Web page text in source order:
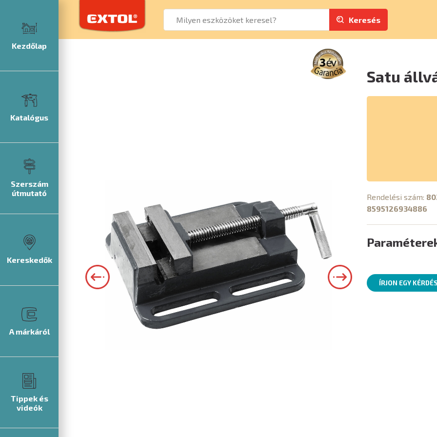
Kezdőlap
Katalógus
Szerszám
útmutató
Kereskedők
A márkáról
Tippek és
videók
Keresés
Satu
Rendelési szám:
8595126934886
ÍRJON EGY